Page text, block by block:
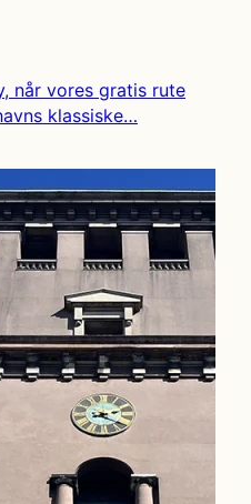
når vores gratis rute
klassiske…